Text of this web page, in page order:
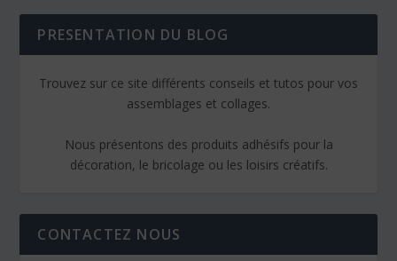
PRESENTATION DU BLOG
Trouvez sur ce site différents conseils et tutos pour vos
assemblages et collages.
Nous présentons des produits adhésifs pour la
décoration, le bricolage ou les loisirs créatifs.
CONTACTEZ NOUS